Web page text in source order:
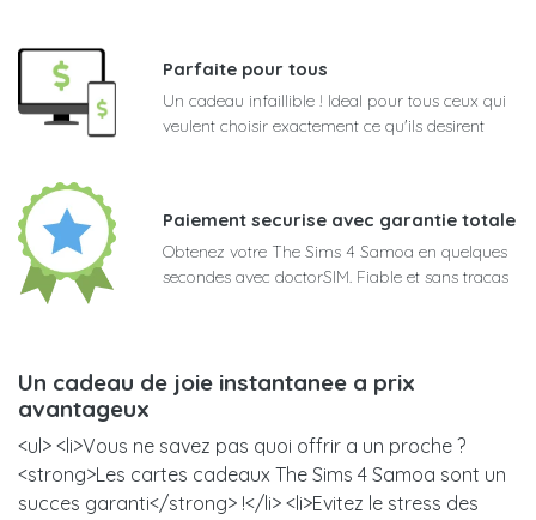
Parfaite pour tous
Un cadeau infaillible ! Ideal pour tous ceux qui
veulent choisir exactement ce qu'ils desirent
Paiement securise avec garantie totale
Obtenez votre The Sims 4 Samoa en quelques
secondes avec doctorSIM. Fiable et sans tracas
Un cadeau de joie instantanee a prix
avantageux
<ul> <li>Vous ne savez pas quoi offrir a un proche ?
<strong>Les cartes cadeaux The Sims 4 Samoa sont un
succes garanti</strong> !</li> <li>Evitez le stress des